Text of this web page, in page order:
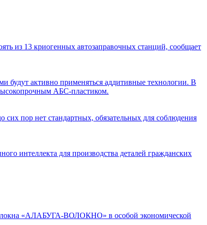
из 13 криогенных автозаправочных станций, сообщает
будут активно применяться аддитивные технологии. В
AБС-пластиком.
пор нет стандартных, обязательных для соблюдения
интеллекта для производства деталей гражданских
«АЛАБУГА-ВОЛОКНО» в особой экономической